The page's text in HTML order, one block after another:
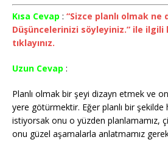
Kısa Cevap : “Sizce planlı olmak ne
Düşüncelerinizi söyleyiniz.” ile ilgili
tıklayınız.
Uzun Cevap :
Planlı olmak bir şeyi dizayn etmek ve
yere götürmektir. Eğer planlı bir
istiyorsak onu o yüzden planlamamız,
onu güzel aşamalarla anlatmamız